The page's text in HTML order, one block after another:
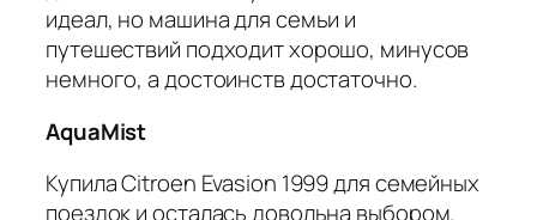
идеал, но машина для семьи и
путешествий подходит хорошо, минусов
немного, а достоинств достаточно.
AquaMist
Купила Citroen Evasion 1999 для семейных
поездок и осталась довольна выбором.